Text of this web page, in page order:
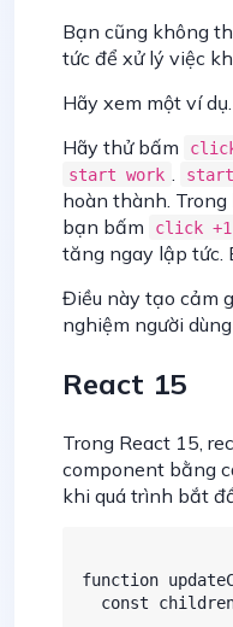
Bạn cũng không
tức để xử lý việc
Hãy xem một ví dụ.
Hãy thử bấm
start work
hoàn thành.
bạn bấm
click +1
tăng ngay lập tức.
Điều này tạo cảm
nghiệm người
React 15
Trong React 15,
component bằng
khi quá trình bắt
function